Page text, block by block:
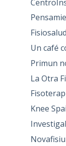
Un café
Primun
La Otra
Knee